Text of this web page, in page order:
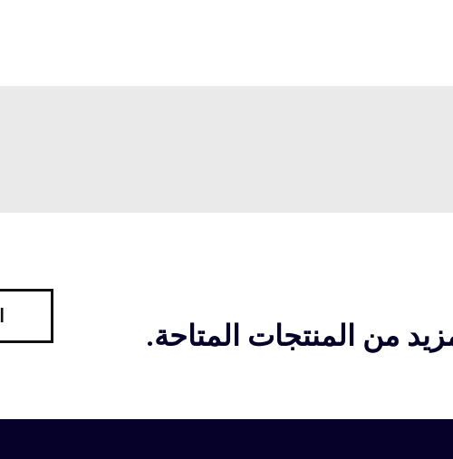
من المنتجات المتاحة.